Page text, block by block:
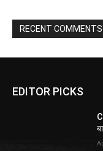
RECENT COMMENTS
EDITOR PICKS